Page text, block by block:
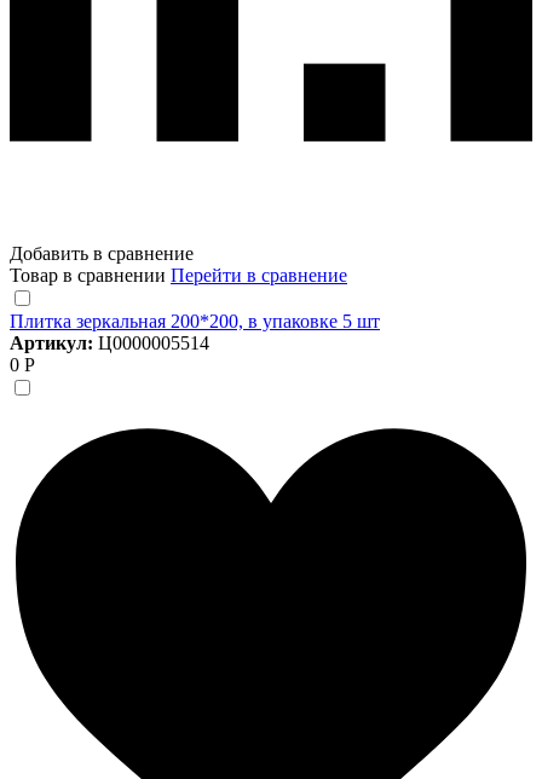
Добавить в сравнение
Товар в сравнении Перейти в сравнение
Плитка зеркальная 200*200, в упаковке 5 шт
Артикул: Ц0000005514
0 Р